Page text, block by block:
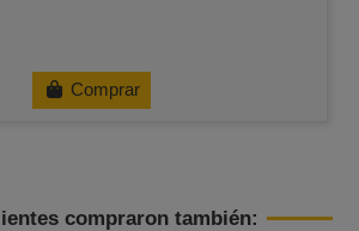
Comprar
compraron también: